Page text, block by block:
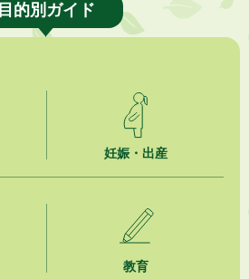
目的別ガイド
妊娠・出産
教育